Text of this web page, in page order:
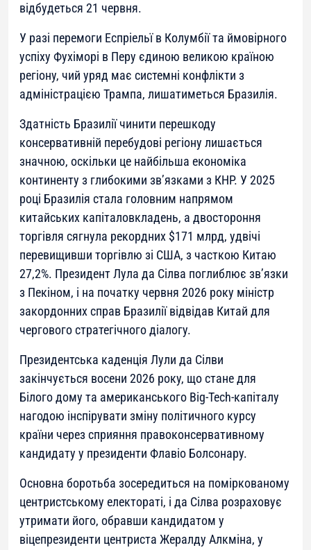
відбудеться 21 червня.
У разі перемоги Еспріельї в Колумбії та ймовірного
успіху Фухіморі в Перу єдиною великою країною
регіону, чий уряд має системні конфлікти з
адміністрацією Трампа, лишатиметься Бразилія.
Здатність Бразилії чинити перешкоду
консервативній перебудові регіону лишається
значною, оскільки це найбільша економіка
континенту з глибокими зв’язками з КНР. У 2025
році Бразилія стала головним напрямом
китайських капіталовкладень, а двостороння
торгівля сягнула рекордних $171 млрд, удвічі
перевищивши торгівлю зі США, з часткою Китаю
27,2%. Президент Лула да Сілва поглиблює зв’язки
з Пекіном, і на початку червня 2026 року міністр
закордонних справ Бразилії відвідав Китай для
чергового стратегічного діалогу.
Президентська каденція Лули да Сілви
закінчується восени 2026 року, що стане для
Білого дому та американського Big-Tech-капіталу
нагодою інспірувати зміну політичного курсу
країни через сприяння правоконсервативному
кандидату у президенти Флавіо Болсонару.
Основна боротьба зосередиться на поміркованому
центристському електораті, і да Сілва розраховує
утримати його, обравши кандидатом у
віцепрезиденти центриста Жералду Алкміна, у